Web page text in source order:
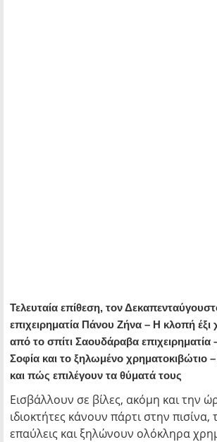
Τελευταία επίθεση, τον
επιχειρηματία Πάνου Ζήνα – Η κλοπή
από το σπίτι Σαουδάραβα επιχειρηματία
Σοφία και το ξηλωμένο χρηματοκιβώτιο
και πώς επιλέγουν τα θύματά τους
Εισβάλλουν σε βίλες, ακόμη και την
ιδιοκτήτες κάνουν πάρτι στην
επαύλεις και ξηλώνουν ολόκληρα